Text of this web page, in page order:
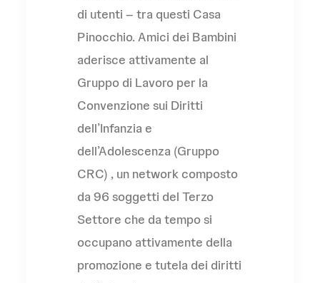
di utenti – tra questi Casa
Pinocchio. Amici dei Bambini
aderisce attivamente al
Gruppo di Lavoro per la
Convenzione sui Diritti
dell’Infanzia e
dell’Adolescenza (Gruppo
CRC) , un network composto
da 96 soggetti del Terzo
Settore che da tempo si
occupano attivamente della
promozione e tutela dei diritti